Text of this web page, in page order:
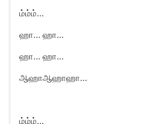
ம்ம்ம்…
ஹா… ஹா…
ஹா… ஹா…
ஆஹாஆஹாஹா…
ம்ம்ம்…